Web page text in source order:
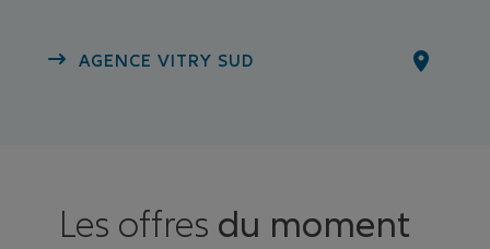
AGENCE VITRY SUD
Les offres du moment